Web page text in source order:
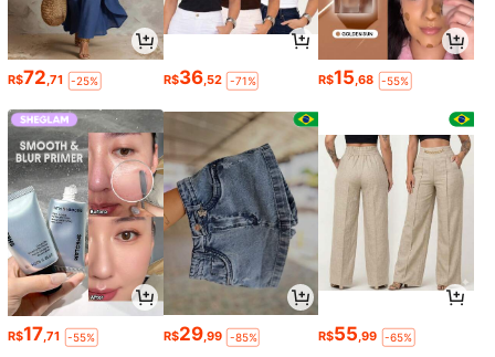
R$72,71 -25% R$36,52 -71% R$15,68 -55%
R$17,71 -55% R$29,99 -85% R$55,99 -65%